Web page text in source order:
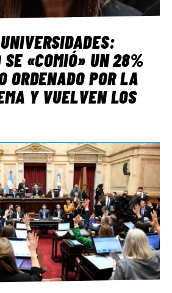
UNIVERSIDADES:
«COMIÓ» UN 28%
ORDENADO POR LA
Y VUELVEN LOS